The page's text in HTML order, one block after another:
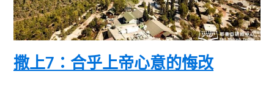
撒上7：合乎上帝心意的悔改